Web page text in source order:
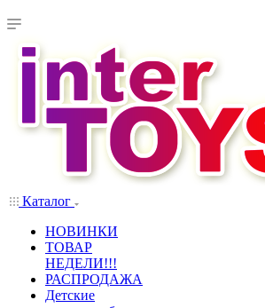
Каталог
НОВИНКИ
ТОВАР
НЕДЕЛИ!!!
РАСПРОДАЖА
Детские